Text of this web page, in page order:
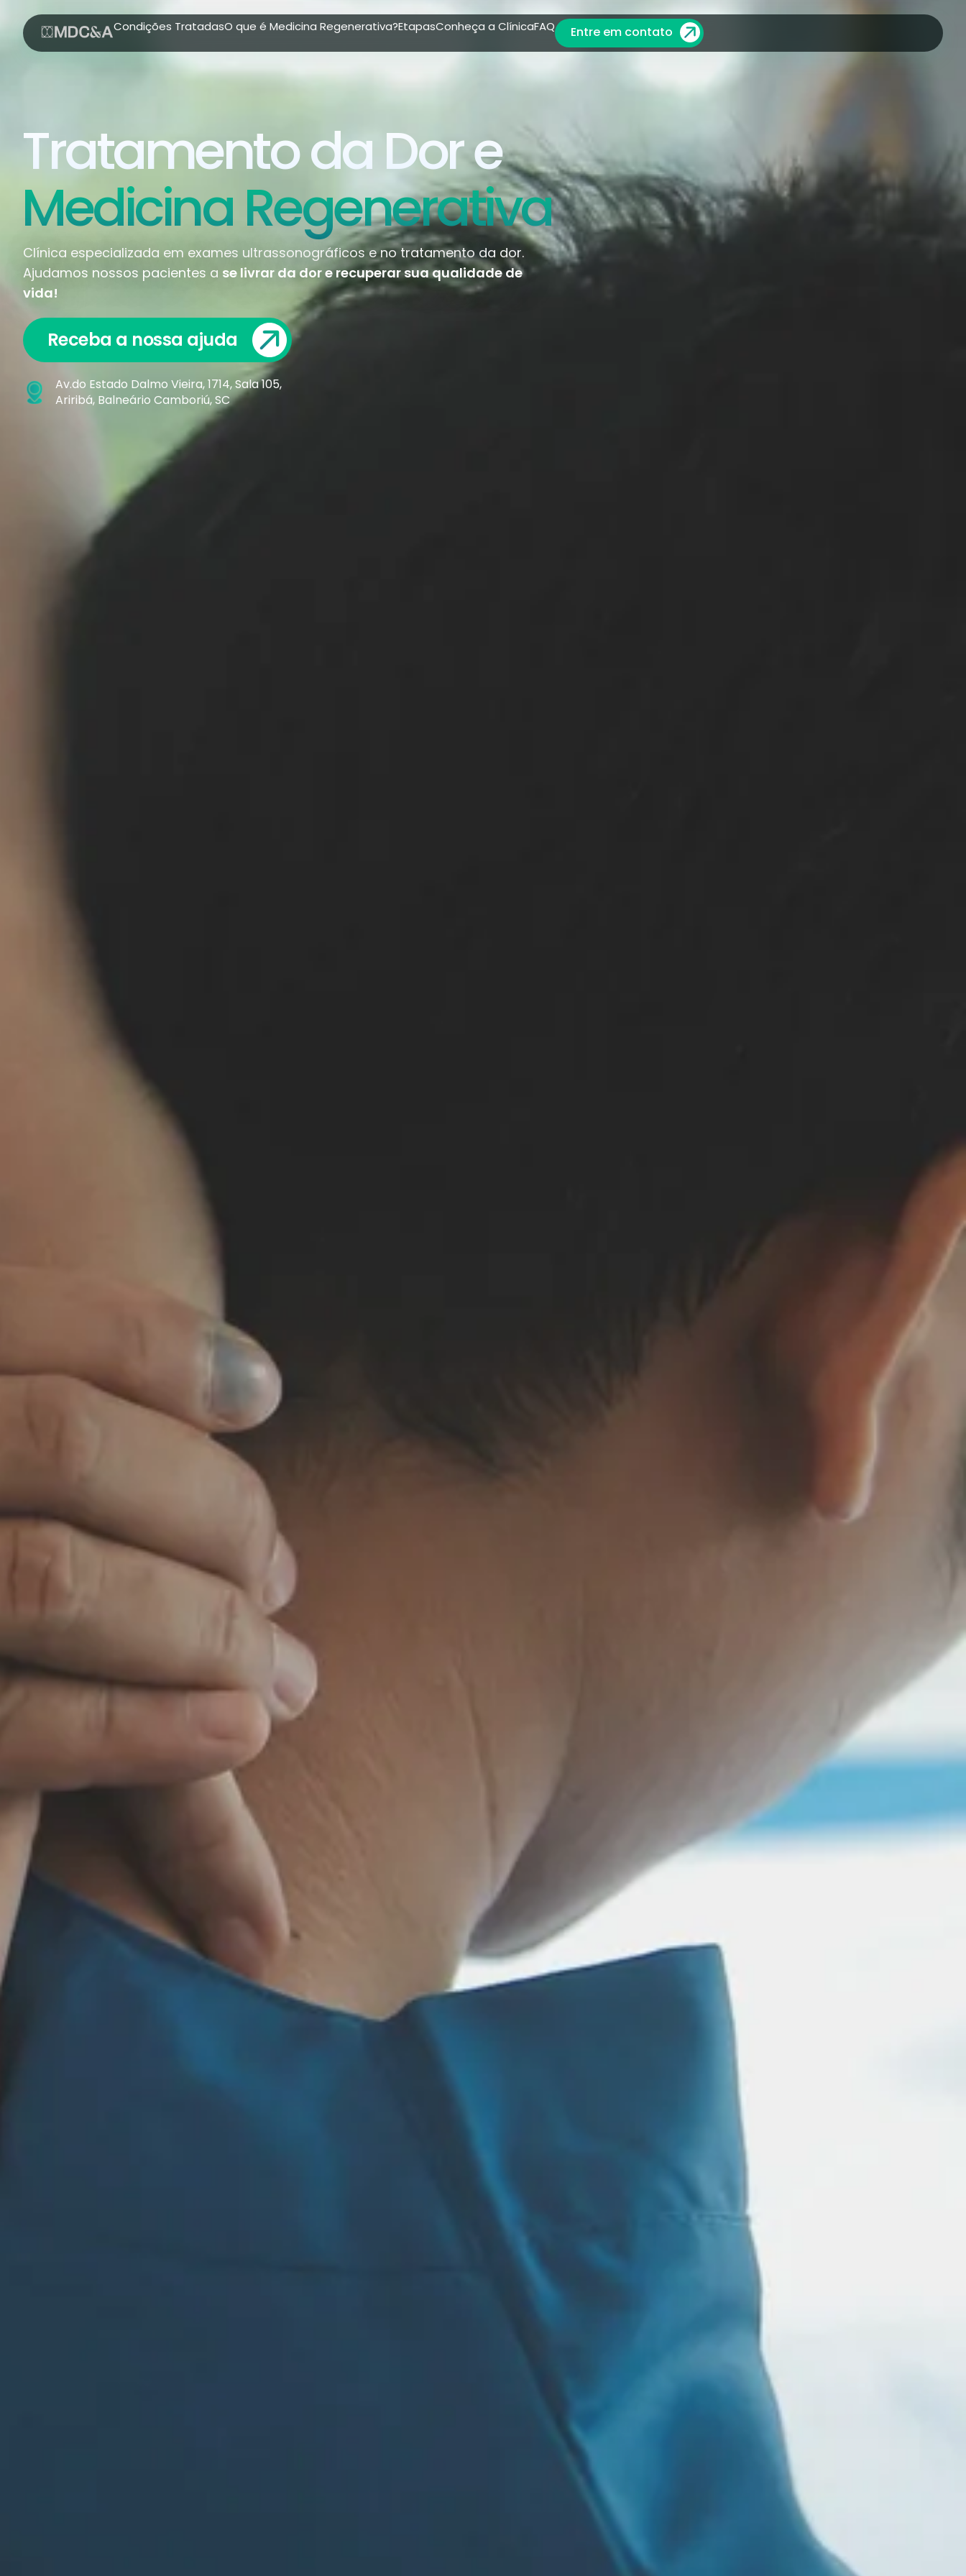
Condições TratadasO que é Medicina Regenerativa?EtapasConheça a ClínicaFAQ Entre em contato
Tratamento da Dor e
Medicina Regenerativa
Clínica especializada em exames ultrassonográficos e no tratamento da dor.
Ajudamos nossos pacientes a se livrar da dor e recuperar sua qualidade de
vida!
Receba a nossa ajuda
Av.do Estado Dalmo Vieira, 1714, Sala 105,
Ariribá, Balneário Camboriú, SC
+0
tipos de exames e
+
anos de experiência de
cada médico do time
+0%
de satisfação dos
nossos clientes